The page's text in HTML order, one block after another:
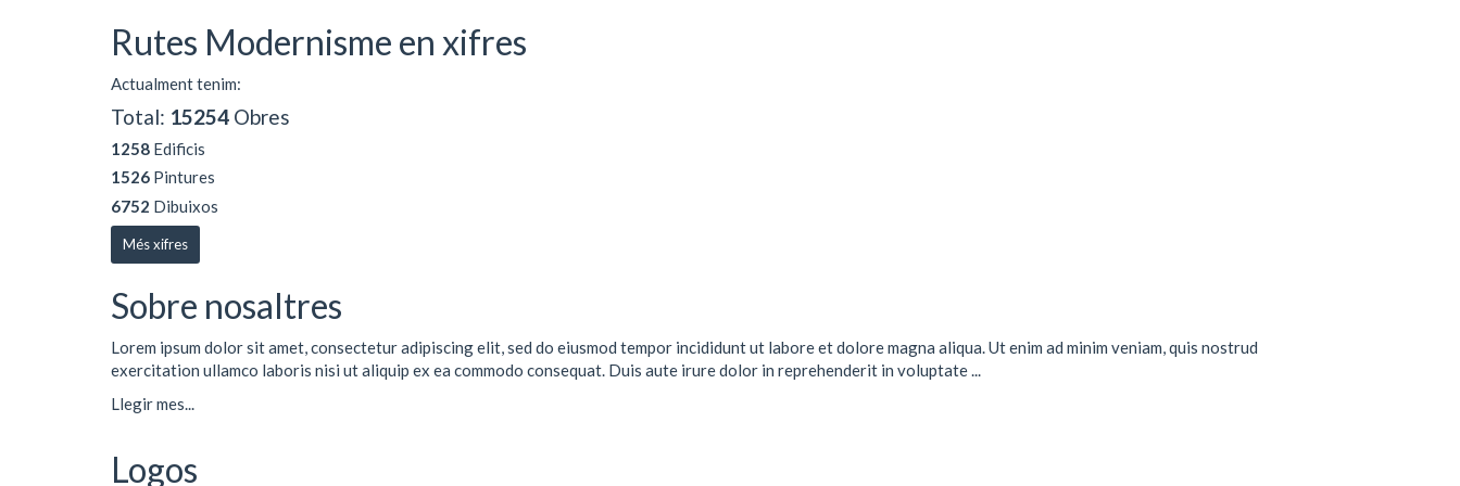
Rutes Modernisme en xifres
Actualment tenim:
Total: 15254 Obres
1258 Edificis
1526 Pintures
6752 Dibuixos
Més xifres
Sobre nosaltres
Lorem ipsum dolor sit amet, consectetur adipiscing elit, sed do eiusmod tempor incididunt ut labore et dolore magna aliqua. Ut enim ad minim veniam, quis nostrud
exercitation ullamco laboris nisi ut aliquip ex ea commodo consequat. Duis aute irure dolor in reprehenderit in voluptate ...
Llegir mes...
Logos